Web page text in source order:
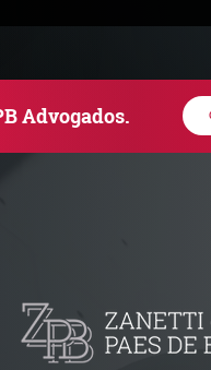
condominial anterior?
Advogados.